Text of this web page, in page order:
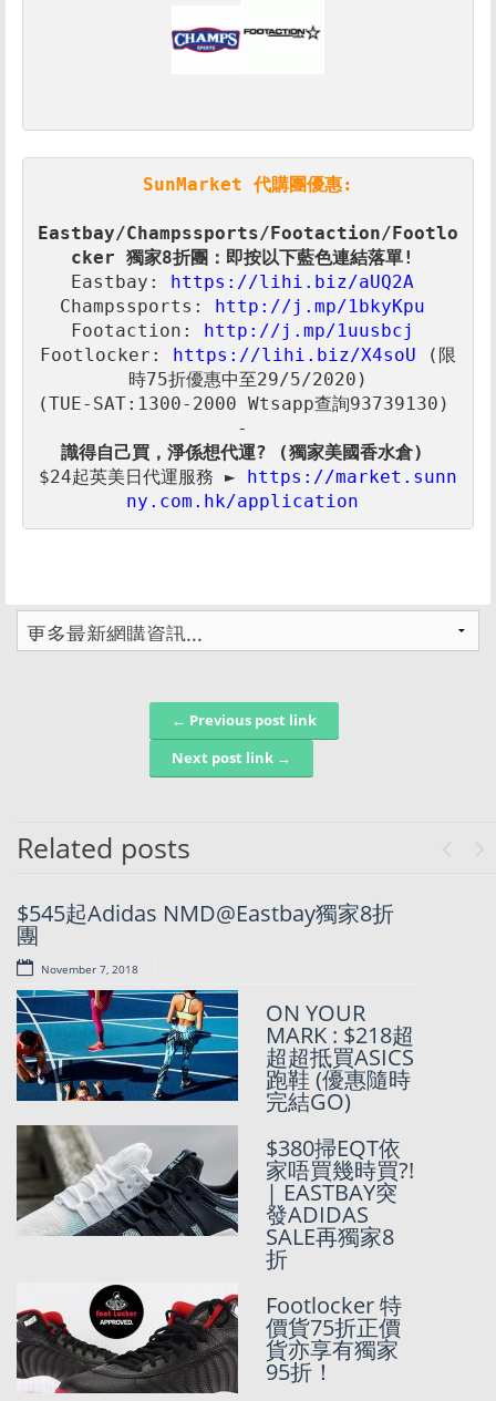
SunMarket 代購團優惠:
Eastbay/Champssports/Footaction/Footlo
Eastbay:
https://lihi.biz/aUQ2A
Champssports:
http://j.mp/1bkyKpu
Footaction:
Footlocker:
https://lihi.biz/X4soU (限
(TUE-SAT:1300-2000 Wtsapp查詢93739130)
識得自己買，淨係想代運? (獨家美國香水倉)
$24起英美日 代運服務 ►
https://market.sunn
ny.com.hk/application
Post navigation← Previous post link
Next post link →
Related posts
又平又多款過
香港! 美國
突發
EASTBAY出左
最新
MARKDOWN
– SPRING
SALE 5折起
人類史上第一
次Eastbay 7折
優惠
CHAMPION X TIMBERLAND在EASTBAY
(指定貨品7折中)
$545起Adidas NMD@Eastbay獨家8折
團
November 7, 2018
ON YOUR
MARK : $218超
超超抵買ASICS
跑鞋 (優惠隨時
完結GO)
$380掃EQT依
家唔買幾時買?!
| EASTBAY突
發ADIDAS
SALE再獨家8
折
Footlocker 特
價貨75折正價
貨亦享有獨家
95折！